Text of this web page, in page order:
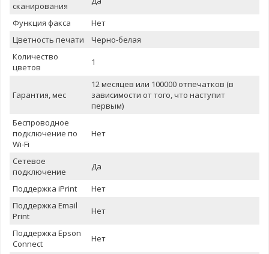
сканирования
Функция факса
Нет
Цветность печати
Черно-белая
Количество
цветов
1
Гарантия, мес
12 месяцев или 100000 отпечатков (в
зависимости от того, что наступит
первым)
Беспроводное
подключение по
Wi-Fi
Нет
Сетевое
подключение
Да
Поддержка iPrint
Нет
Поддержка Email
Print
Нет
Поддержка Epson
Connect
Нет